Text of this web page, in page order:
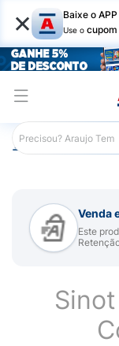
× Baixe o
Use o cupom
Araujo
Venda
Este